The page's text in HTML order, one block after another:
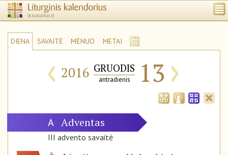
DIENA SAVAITĖ MĖNUO METAI
‹ 2016 GRUODIS
antradienis 13 ›
A Adventas
III advento savaitė